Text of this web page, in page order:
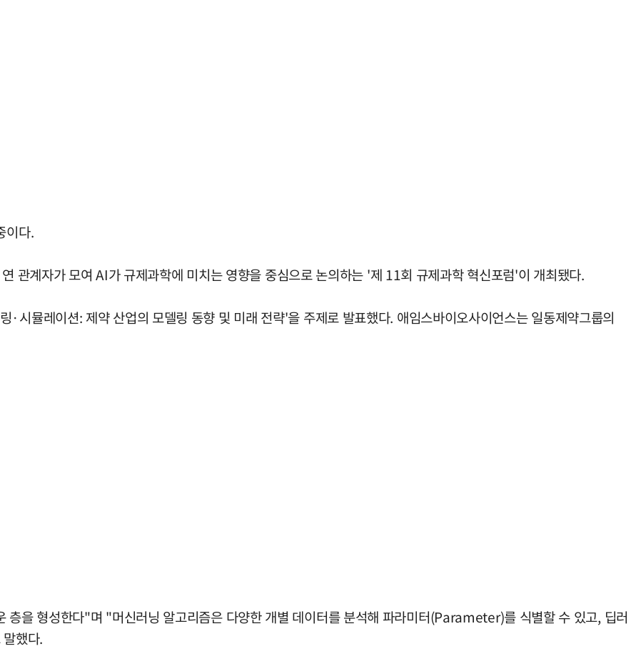
이다.
관계자가 모여 AI가 규제과학에 미치는 영향을 중심으로 논의하는 '제 11회 규제과학 혁신포럼'이 개최됐다.
시뮬레이션: 제약 산업의 모델링 동향 및 미래 전략'을 주제로 발표했다. 애임스바이오사이언스는 일동제약그룹의
층을 형성한다"며 "머신러닝 알고리즘은 다양한 개별 데이터를 분석해 파라미터(Parameter)를 식별할 수 있고, 딥러
했다.